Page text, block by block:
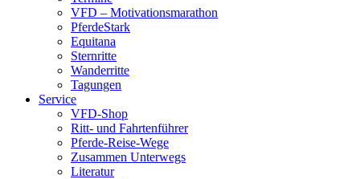
VFD – Motivationsmarathon
PferdeStark
Equitana
Sternritte
Wanderritte
Tagungen
Service
VFD-Shop
Ritt- und Fahrtenführer
Pferde-Reise-Wege
Zusammen Unterwegs
Literatur